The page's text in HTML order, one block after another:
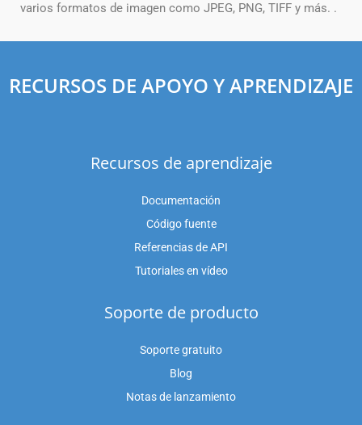
varios formatos de imagen como JPEG, PNG, TIFF y más. .
RECURSOS DE APOYO Y APRENDIZAJE
Recursos de aprendizaje
Documentación
Código fuente
Referencias de API
Tutoriales en vídeo
Soporte de producto
Soporte gratuito
Blog
Notas de lanzamiento